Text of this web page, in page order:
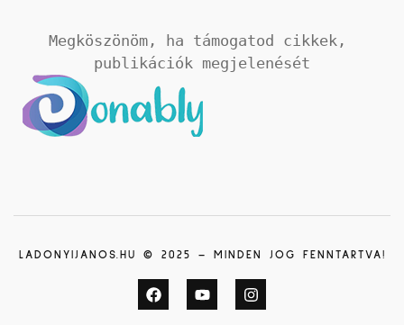
Megköszönöm, ha támogatod cikkek,
publikációk megjelenését
LADONYIJANOS.HU © 2025 – MINDEN JOG FENNTARTVA!